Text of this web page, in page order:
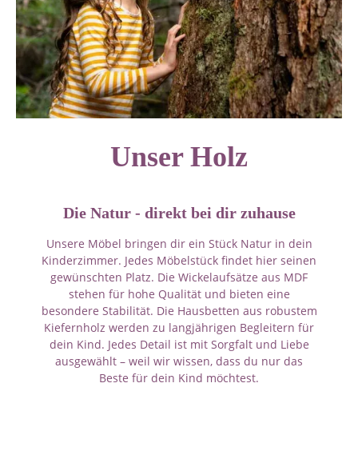
Unser Holz
Die Natur - direkt bei dir zuhause
Unsere Möbel bringen dir ein Stück Natur in dein
Kinderzimmer. Jedes Möbelstück findet hier seinen
gewünschten Platz. Die Wickelaufsätze aus MDF
stehen für hohe Qualität und bieten eine
besondere Stabilität. Die Hausbetten aus robustem
Kiefernholz werden zu langjährigen Begleitern für
dein Kind. Jedes Detail ist mit Sorgfalt und Liebe
ausgewählt – weil wir wissen, dass du nur das
Beste für dein Kind möchtest.